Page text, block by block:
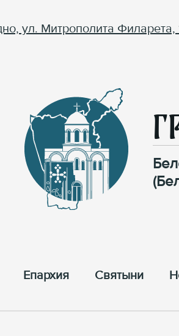
ул. Митрополита Филарета,
Епархия Cвятыни